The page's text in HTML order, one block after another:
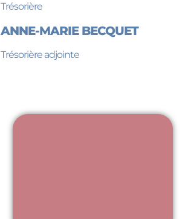
Trésorière
ANNE-MARIE BECQUET
Trésorière adjointe